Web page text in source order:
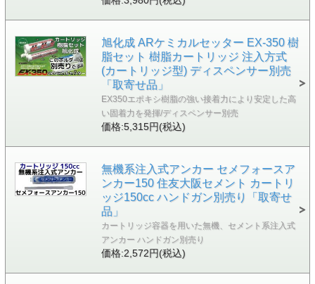
旭化成 ARケミカルセッター EX-350 樹
脂セット 樹脂カートリッジ 注入方式
(カートリッジ型) ディスペンサー別売
「取寄せ品」
EX350エポキシ樹脂の強い接着力により安定した高
い固着力を発揮/ディスペンサー別売
価格:5,315円(税込)
無機系注入式アンカー セメフォースア
ンカー150 住友大阪セメント カートリ
ッジ150cc ハンドガン別売り「取寄せ
品」
カートリッジ容器を用いた無機、セメント系注入式
アンカー ハンドガン別売り
価格:2,572円(税込)